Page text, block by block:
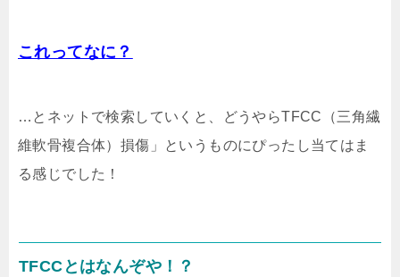
これってなに？
…とネットで検索していくと、どうやらTFCC（三角繊
維軟骨複合体）損傷」というものにぴったし当てはま
る感じでした！
TFCCとはなんぞや！？